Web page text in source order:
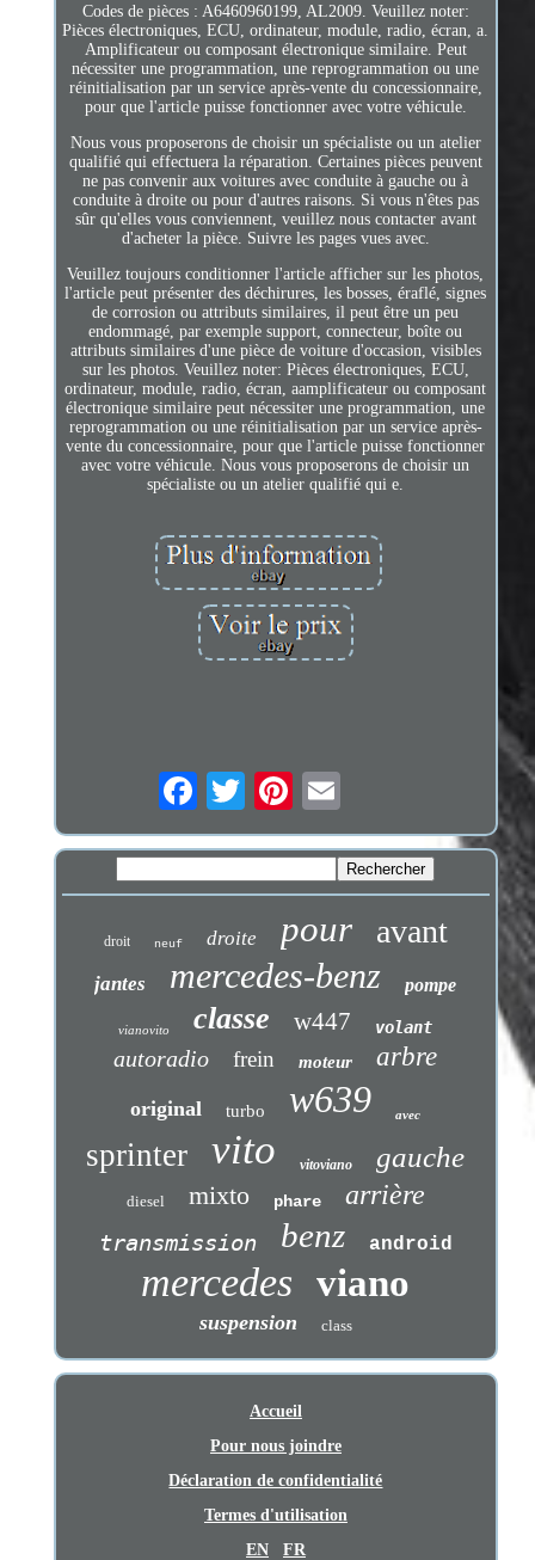
Codes de pièces : A6460960199, AL2009. Veuillez noter:
Pièces électroniques, ECU, ordinateur, module, radio, écran, a.
Amplificateur ou composant électronique similaire. Peut
nécessiter une programmation, une reprogrammation ou une
réinitialisation par un service après-vente du concessionnaire,
pour que l'article puisse fonctionner avec votre véhicule.
Nous vous proposerons de choisir un spécialiste ou un atelier
qualifié qui effectuera la réparation. Certaines pièces peuvent
ne pas convenir aux voitures avec conduite à gauche ou à
conduite à droite ou pour d'autres raisons. Si vous n'êtes pas
sûr qu'elles vous conviennent, veuillez nous contacter avant
d'acheter la pièce. Suivre les pages vues avec.
Veuillez toujours conditionner l'article afficher sur les photos,
l'article peut présenter des déchirures, les bosses, éraflé, signes
de corrosion ou attributs similaires, il peut être un peu
endommagé, par exemple support, connecteur, boîte ou
attributs similaires d'une pièce de voiture d'occasion, visibles
sur les photos. Veuillez noter: Pièces électroniques, ECU,
ordinateur, module, radio, écran, aamplificateur ou composant
électronique similaire peut nécessiter une programmation, une
reprogrammation ou une réinitialisation par un service après-
vente du concessionnaire, pour que l'article puisse fonctionner
avec votre véhicule. Nous vous proposerons de choisir un
spécialiste ou un atelier qualifié qui e.
droit neuf droite pour avant
jantes mercedes-benz pompe
vianovito classe w447 volant
autoradio frein moteur arbre
original turbo w639 avec
sprinter vito vitoviano gauche
diesel mixto phare arrière
transmission benz android
mercedes viano
suspension class
Accueil
Pour nous joindre
Déclaration de confidentialité
Termes d'utilisation
EN
FR